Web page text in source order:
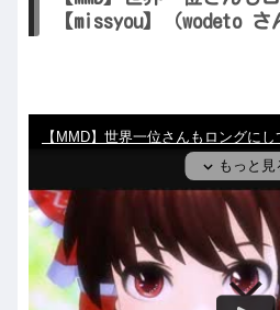
【missyou】（wodeto さ